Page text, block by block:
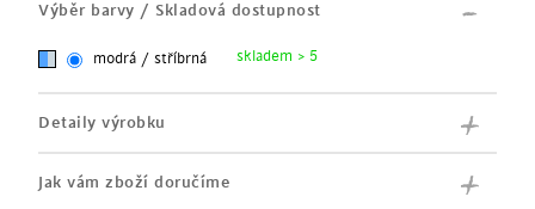
Výběr barvy / Skladová dostupnost
modrá / stříbrná skladem > 5
Detaily výrobku
Jak vám zboží doručíme